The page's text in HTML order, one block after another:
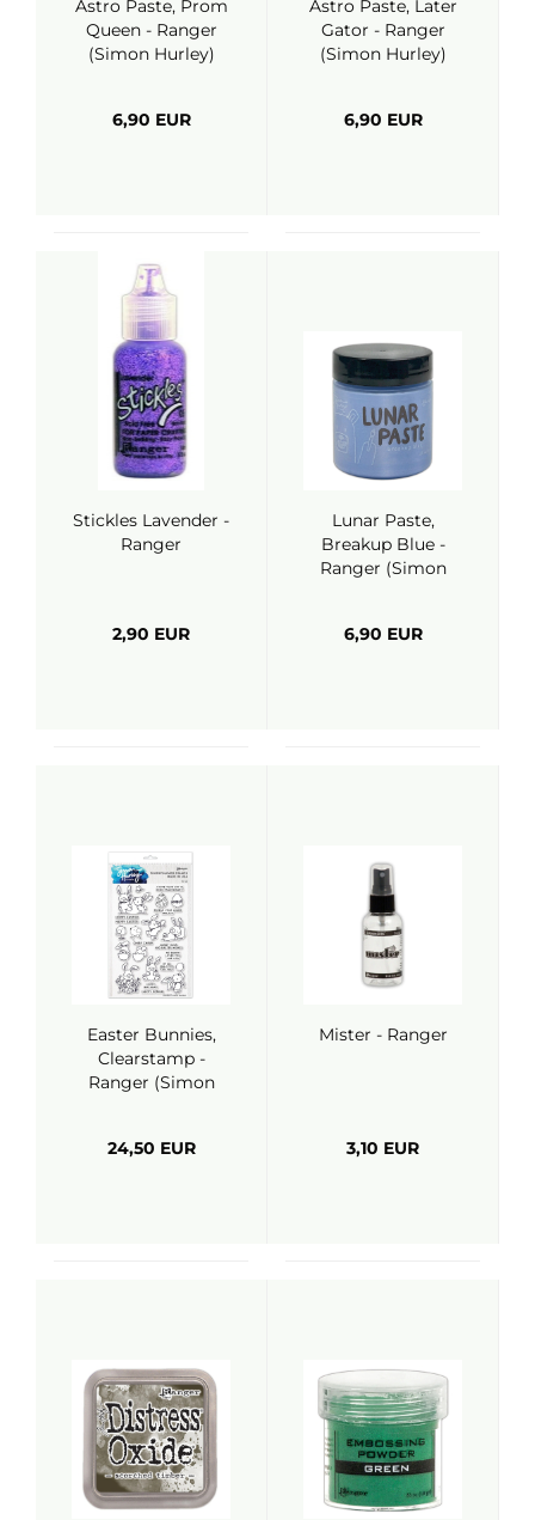
Astro Paste, Prom
Queen - Ranger
(Simon Hurley)
6,90 EUR
Astro Paste, Later
Gator - Ranger
(Simon Hurley)
6,90 EUR
Stickles Lavender -
Ranger
2,90 EUR
Lunar Paste,
Breakup Blue -
Ranger (Simon
6,90 EUR
Easter Bunnies,
Clearstamp -
Ranger (Simon
24,50 EUR
Mister - Ranger
3,10 EUR